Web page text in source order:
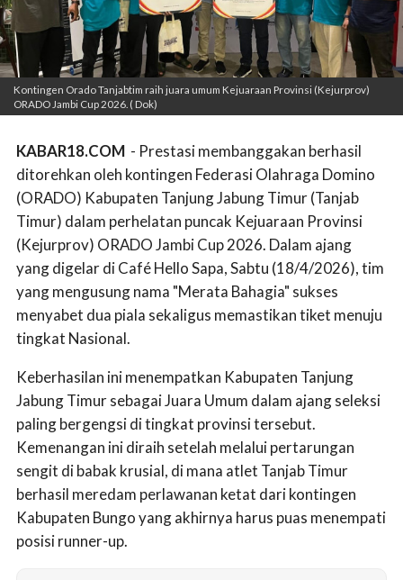
Kontingen Orado Tanjabtim raih juara umum Kejuaraan Provinsi (Kejurprov)
ORADO Jambi Cup 2026. ( Dok)
KABAR18.COM - Prestasi membanggakan berhasil
ditorehkan oleh kontingen Federasi Olahraga Domino
(ORADO) Kabupaten Tanjung Jabung Timur (Tanjab
Timur) dalam perhelatan puncak Kejuaraan Provinsi
(Kejurprov) ORADO Jambi Cup 2026. Dalam ajang
yang digelar di Café Hello Sapa, Sabtu (18/4/2026), tim
yang mengusung nama "Merata Bahagia" sukses
menyabet dua piala sekaligus memastikan tiket menuju
tingkat Nasional.
Keberhasilan ini menempatkan Kabupaten Tanjung
Jabung Timur sebagai Juara Umum dalam ajang seleksi
paling bergengsi di tingkat provinsi tersebut.
Kemenangan ini diraih setelah melalui pertarungan
sengit di babak krusial, di mana atlet Tanjab Timur
berhasil meredam perlawanan ketat dari kontingen
Kabupaten Bungo yang akhirnya harus puas menempati
posisi runner-up.